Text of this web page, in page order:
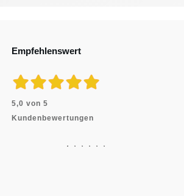
Empfehlenswert
5,0 von 5
Kundenbewertungen